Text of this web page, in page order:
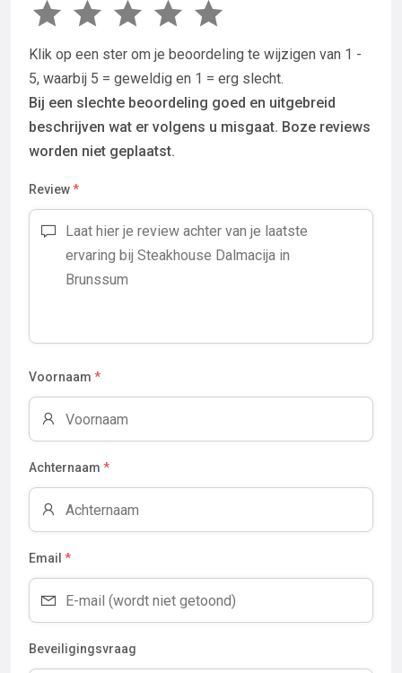
Klik op een ster om je beoordeling te wijzigen van 1 -
5, waarbij 5 = geweldig en 1 = erg slecht.
Bij een slechte beoordeling goed en uitgebreid
beschrijven wat er volgens u misgaat. Boze reviews
worden niet geplaatst.
Review*
Voornaam *
Achternaam *
Email *
Beveiligingsvraag